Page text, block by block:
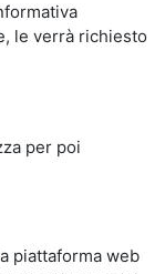
le verrà richiesto
per poi
piattaforma web